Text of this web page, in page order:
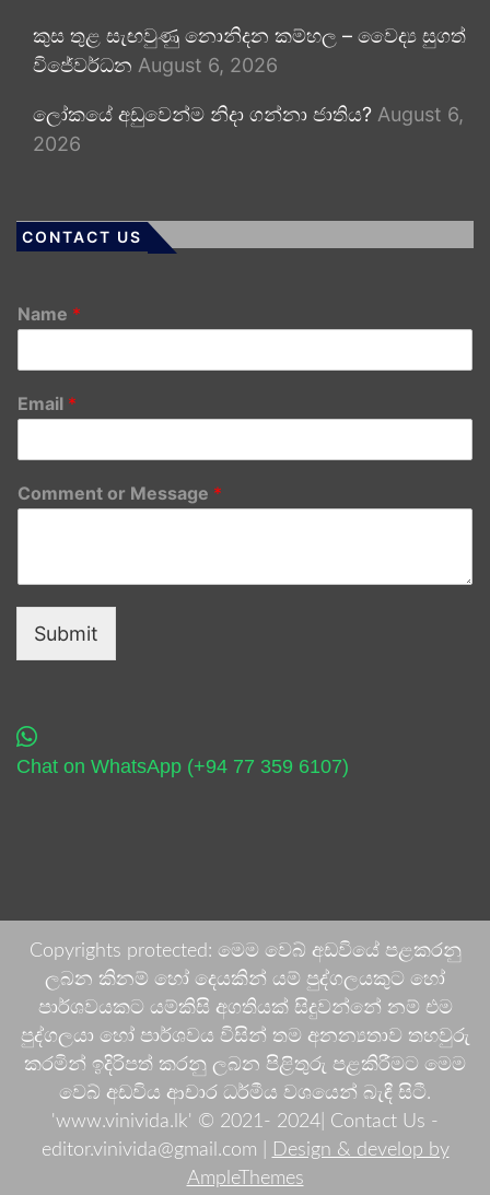
කුස තුළ සැඟවුණු නොනිදන කම්හල – වෛද්‍ය සුගත්
විජේවර්ධන August 6, 2026
ලෝකයේ අඩුවෙන්ම නිදා ගන්නා ජාතිය? August 6,
2026
CONTACT US
Name *
Email *
Comment or Message *
Submit
Chat on WhatsApp (+94 77 359 6107)
Copyrights protected: මෙම වෙබ් අඩවියේ පළකරනු
ලබන කිනම් හෝ දෙයකින් යම් පුද්ගලයකුට හෝ
පාර්ශවයකට යම්කිසි අගතියක් සිදුවන්නේ නම් එම
පුද්ගලයා හෝ පාර්ශවය විසින් තම අනන්‍යතාව තහවුරු
කරමින් ඉදිරිපත් කරනු ලබන පිළිතුරු පළකිරීමට මෙම
වෙබ් අඩවිය ආචාර ධර්මීය වශයෙන් බැඳී සිටී.
'www.vinivida.lk' © 2021- 2024| Contact Us -
editor.vinivida@gmail.com |
Design & develop by
AmpleThemes